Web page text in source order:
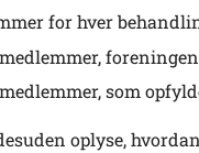
for hver
som
oplyse,